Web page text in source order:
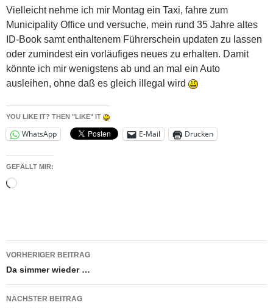
Vielleicht nehme ich mir Montag ein Taxi, fahre zum
Municipality Office und versuche, mein rund 35 Jahre altes
ID-Book samt enthaltenem Führerschein updaten zu lassen
oder zumindest ein vorläufiges neues zu erhalten. Damit
könnte ich mir wenigstens ab und an mal ein Auto
ausleihen, ohne daß es gleich illegal wird
YOU LIKE IT? THEN "LIKE" IT
WhatsApp E-Mail Drucken
GEFÄLLT MIR:
Wird
Beitragsnavigation
VORHERIGER BEITRAG
Da simmer wieder …
NÄCHSTER BEITRAG